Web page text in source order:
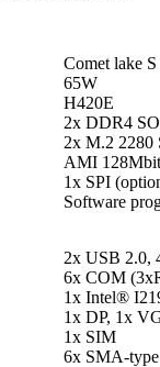
Comet lake
65W
H420E
2x DDR4
2x M.2 2280
AMI
1x SPI
Software
2x USB 2.0,
6x COM
1x Intel®
1x DP, 1x
1x SIM
6x SMA-type